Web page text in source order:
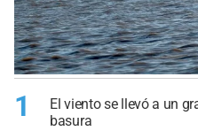
1
El viento se llevó a un
basura